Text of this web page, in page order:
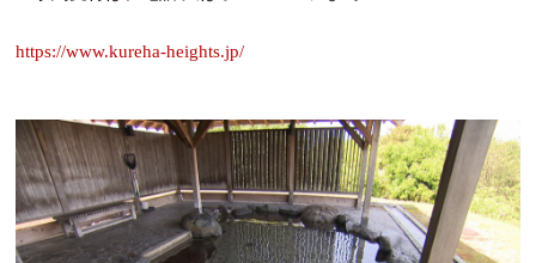
https://www.kureha-heights.jp/